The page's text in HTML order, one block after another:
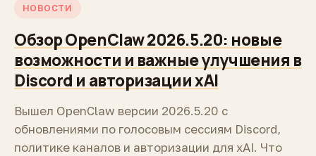
НОВОСТИ
Обзор OpenClaw 2026.5.20: новые
возможности и важные улучшения в
Discord и авторизации xAI
Вышел OpenClaw версии 2026.5.20 с
обновлениями по голосовым сессиям Discord,
политике каналов и авторизации для xAI. Что